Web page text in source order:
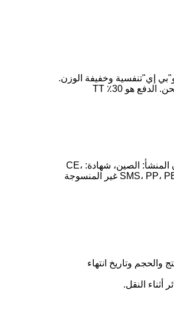
إي"تنفسية وخفيفة الوزن.
منتجنا معتمد مع CE,ISO13485,EN13795 ويتم استخدامه على نطاق واسع في المستشفيات والعيادات. OEM / ODM متوفرة. يتم جمع العينة مع الشحن. الدفع هو 30٪ TT
، مع اسم العلامة التجارية من C&P، مكان المنشأ: الصين، شهادة: CE،
ISO13485، EN13795. شروط الدفع: 30٪ TT مقدما، الرصيد قبل الشحن. ميزة: ناعمة، تنفس، خفيفة الوزن، OEM / ODM:متاحةالمواد: SMS، PP، PE، Spunlace غير المنسوجة
الصندوق مع اسم المنتج والحجم وتاريخ انتهاء
النقل.